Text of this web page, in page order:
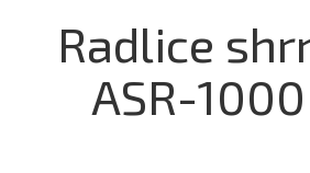
Radlice
ASR-